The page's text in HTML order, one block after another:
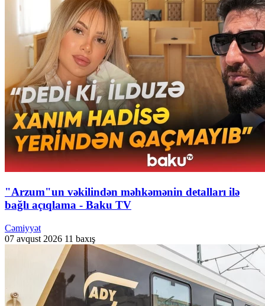
"Arzum"un vəkilindən məhkəmənin detalları ilə
bağlı açıqlama - Baku TV
Cəmiyyət
07 avqust 2026 11 baxış